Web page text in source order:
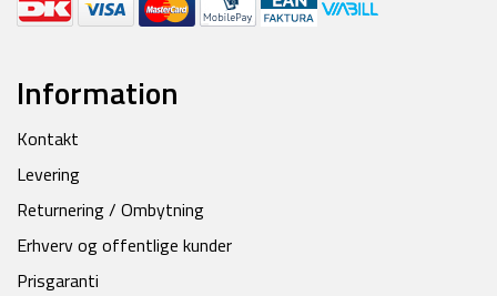
Information
Kontakt
Levering
Returnering / Ombytning
Erhverv og offentlige kunder
Prisgaranti